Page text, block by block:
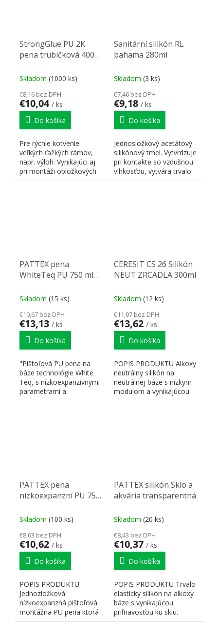
StrongGlue PU 2K
pena trubičková 400
Skladom (1000 ks)
€8,16 bez DPH
€10,04 / ks
Do košíka
Pre rýchle kotvenie
veľkých ťažkých rámov,
napr. výloh. Vynikajúci aj
pri montáži obložkových
zárubní, vďaka...
Sanitární silikón RL
bahama 280ml
Skladom (3 ks)
€7,46 bez DPH
€9,18 / ks
Do košíka
Jednosložkový acetátový
silikónový tmel. Vytvrdzuje
pri kontakte so vzdušnou
vlhkosťou, vytvára trvalo
pevný,...
PATTEX pena
WhiteTeq PU 750 ml
Skladom (15 ks)
€10,67 bez DPH
€13,13 / ks
Do košíka
"Pištoľová PU pena na
báze technológie White
Teq, s nízkoexpanzívnymi
parametrami a
charakteristickou ľadovo
CERESIT CS 26 Silikón
NEUT ZRCADLA 300ml
Skladom (12 ks)
€11,07 bez DPH
€13,62 / ks
Do košíka
POPIS PRODUKTU Alkoxy
neutrálny silikón na
neutrálnej báze s nízkym
modulom a vynikajúcou
priľnavosťou.
PATTEX pena
nízkoexpanzní PU 750
Skladom (100 ks)
€8,63 bez DPH
€10,62 / ks
Do košíka
POPIS PRODUKTU
Jednozložková
nízkoexpanzná pištoľová
montážna PU pena ktorá
zaručuje skvelú priľnavosť
PATTEX silikón Sklo a
akvária transparentná
Skladom (20 ks)
€8,43 bez DPH
€10,37 / ks
Do košíka
POPIS PRODUKTU Trvalo
elastický silikón na alkoxy
báze s vynikajúcou
priľnavosťou ku sklu.
VLASTNOSTI A OBLASTI...